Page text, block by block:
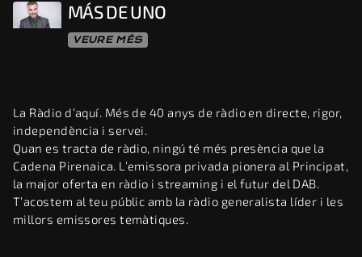
MÁS DE UNO
VEURE MÉS
La Ràdio d’aquí. Més de 40 anys de ràdio en directe, rigor,
independència i servei.
Quan es tracta de ràdio, ningú té més presència que la
Cadena Pirenaica. L’emissora privada pionera al Principat,
la major oferta en ràdio i streaming i el futur del DAB.
T’acostem al teu públic amb la ràdio generalista líder i les
millors emissores temàtiques.